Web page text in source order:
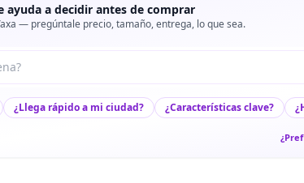
ayuda a decidir antes de comprar
— pregúntale precio, tamaño, entrega, lo que sea.
¿Llega rápido a mi ciudad? ¿Características clave?